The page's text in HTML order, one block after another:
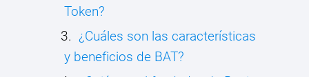
Token?
¿Cuáles son las características
y beneficios de BAT?